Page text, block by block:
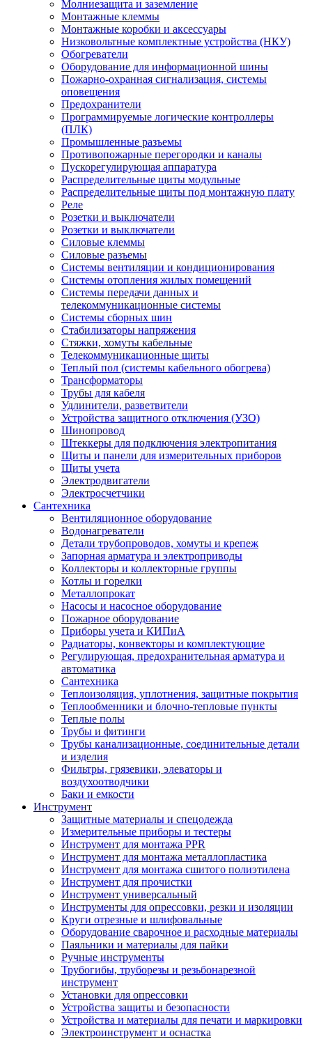
Молниезащита и заземление
Монтажные клеммы
Монтажные коробки и аксессуары
Низковольтные комплектные устройства (НКУ)
Обогреватели
Оборудование для информационной шины
Пожарно-охранная сигнализация, системы
оповещения
Предохранители
Программируемые логические контроллеры
(ПЛК)
Промышленные разъемы
Противопожарные перегородки и каналы
Пускорегулирующая аппаратура
Распределительные щиты модульные
Распределительные щиты под монтажную плату
Реле
Розетки и выключатели
Розетки и выключатели
Силовые клеммы
Силовые разъемы
Системы вентиляции и кондиционирования
Системы отопления жилых помещений
Системы передачи данных и
телекоммуникационные системы
Системы сборных шин
Стабилизаторы напряжения
Стяжки, хомуты кабельные
Телекоммуникационные щиты
Теплый пол (системы кабельного обогрева)
Трансформаторы
Трубы для кабеля
Удлинители, разветвители
Устройства защитного отключения (УЗО)
Шинопровод
Штеккеры для подключения электропитания
Щиты и панели для измерительных приборов
Щиты учета
Электродвигатели
Электросчетчики
Сантехника
Вентиляционное оборудование
Водонагреватели
Детали трубопроводов, хомуты и крепеж
Запорная арматура и электроприводы
Коллекторы и коллекторные группы
Котлы и горелки
Металлопрокат
Насосы и насосное оборудование
Пожарное оборудование
Приборы учета и КИПиА
Радиаторы, конвекторы и комплектующие
Регулирующая, предохранительная арматура и
автоматика
Сантехника
Теплоизоляция, уплотнения, защитные покрытия
Теплообменники и блочно-тепловые пункты
Теплые полы
Трубы и фитинги
Трубы канализационные, соединительные детали
и изделия
Фильтры, грязевики, элеваторы и
воздухоотводчики
Баки и емкости
Инструмент
Защитные материалы и спецодежда
Измерительные приборы и тестеры
Инструмент для монтажа PPR
Инструмент для монтажа металлопластика
Инструмент для монтажа сшитого полиэтилена
Инструмент для прочистки
Инструмент универсальный
Инструменты для опрессовки, резки и изоляции
Круги отрезные и шлифовальные
Оборудование сварочное и расходные материалы
Паяльники и материалы для пайки
Ручные инструменты
Трубогибы, труборезы и резьбонарезной
инструмент
Установки для опрессовки
Устройства защиты и безопасности
Устройства и материалы для печати и маркировки
Электроинструмент и оснастка